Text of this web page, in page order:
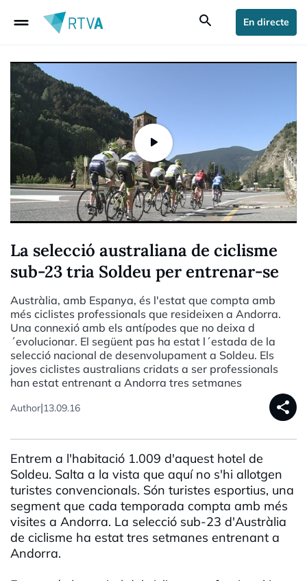
drag_handle search En directe
La selecció australiana de ciclisme
sub-23 tria Soldeu per entrenar-se
Austràlia, amb Espanya, és l'estat que compta amb
més ciclistes professionals que resideixen a Andorra.
Una connexió amb els antípodes que no deixa d
´evolucionar. El següent pas ha estat l´estada de la
selecció nacional de desenvolupament a Soldeu. Els
joves ciclistes australians cridats a ser professionals
han estat entrenant a Andorra tres setmanes
Author|13.09.16 share
Entrem a l'habitació 1.009 d'aquest hotel de
Soldeu. Salta a la vista que aquí no s'hi allotgen
turistes convencionals. Són turistes esportius, una
segment que cada temporada compta amb més
visites a Andorra. La selecció sub-23 d'Austràlia
de ciclisme ha estat tres setmanes entrenant a
Andorra.